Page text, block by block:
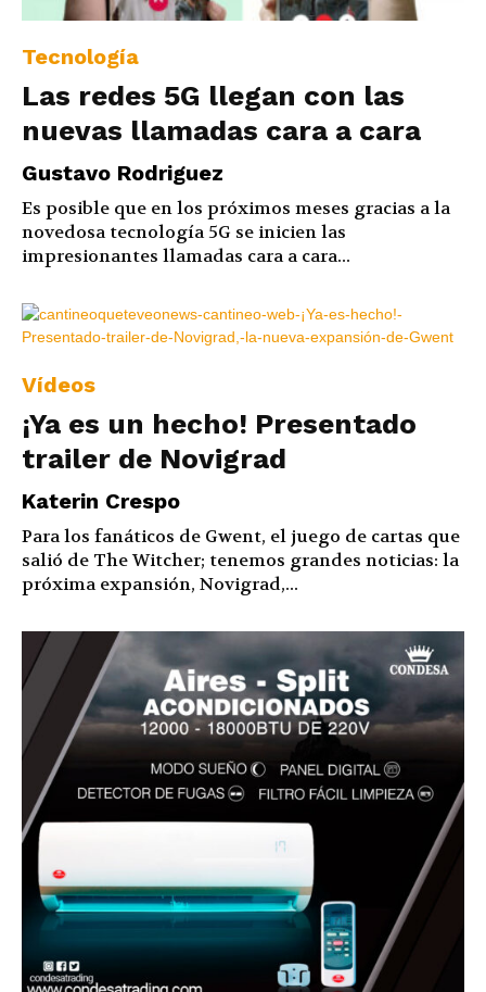
Tecnología
Las redes 5G llegan con las
nuevas llamadas cara a cara
Gustavo Rodriguez
Es posible que en los próximos meses gracias a la
novedosa tecnología 5G se inicien las
impresionantes llamadas cara a cara...
Vídeos
¡Ya es un hecho! Presentado
trailer de Novigrad
Katerin Crespo
Para los fanáticos de Gwent, el juego de cartas que
salió de The Witcher; tenemos grandes noticias: la
próxima expansión, Novigrad,...